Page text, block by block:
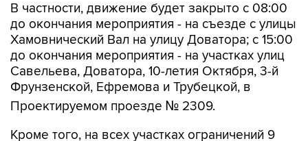
В частности, движение будет закрыто с 08:00
до окончания мероприятия - на съезде с улицы
Хамовнический Вал на улицу Доватора; с 15:00
до окончания мероприятия - на участках улиц
Савельева, Доватора, 10-летия Октября, 3-й
Фрунзенской, Ефремова и Трубецкой, в
Проектируемом проезде № 2309.
Кроме того, на всех участках ограничений 9